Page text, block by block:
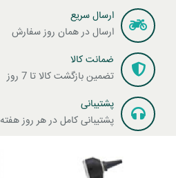
ارسال سریع
ارسال در همان روز سفارش
ضمانت کالا
تضمین بازگشت کالا تا 7 روز
پشتیبانی
پشتیبانی کامل در هر روز هفته